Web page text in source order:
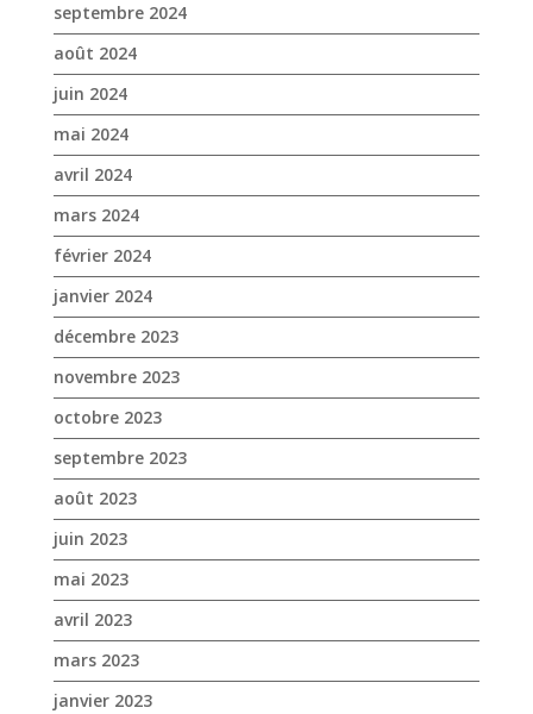
septembre 2024
août 2024
juin 2024
mai 2024
avril 2024
mars 2024
février 2024
janvier 2024
décembre 2023
novembre 2023
octobre 2023
septembre 2023
août 2023
juin 2023
mai 2023
avril 2023
mars 2023
janvier 2023